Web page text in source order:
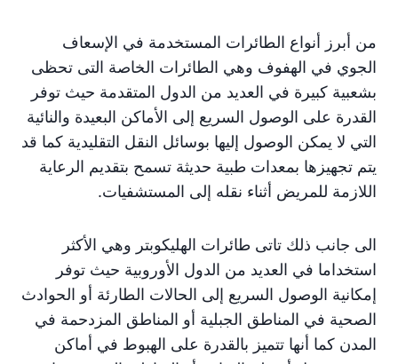
من أبرز أنواع الطائرات المستخدمة في الإسعاف
الجوي في الهفوف وهي الطائرات الخاصة التى تحظى
بشعبية كبيرة في العديد من الدول المتقدمة حيث توفر
القدرة على الوصول السريع إلى الأماكن البعيدة والنائية
التي لا يمكن الوصول إليها بوسائل النقل التقليدية كما قد
يتم تجهيزها بمعدات طبية حديثة تسمح بتقديم الرعاية
اللازمة للمريض أثناء نقله إلى المستشفيات.
الى جانب ذلك تاتى طائرات الهليكوبتر وهي الأكثر
استخداما في العديد من الدول الأوروبية حيث توفر
إمكانية الوصول السريع إلى الحالات الطارئة أو الحوادث
الصحية في المناطق الجبلية أو المناطق المزدحمة في
المدن كما أنها تتميز بالقدرة على الهبوط في أماكن